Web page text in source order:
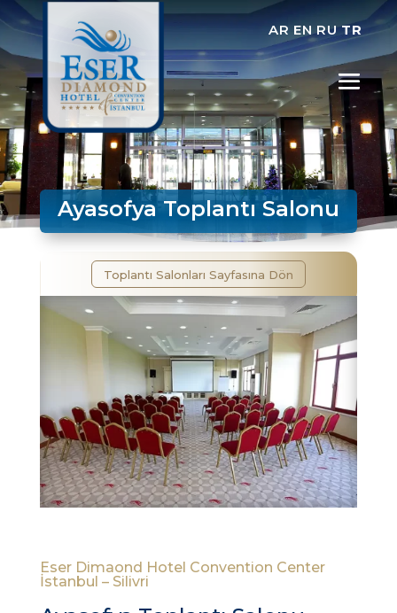
AR EN RU TR
Ayasofya Toplantı Salonu
Toplantı Salonları Sayfasına Dön
Eser Dimaond Hotel Convention Center
İstanbul – Silivri